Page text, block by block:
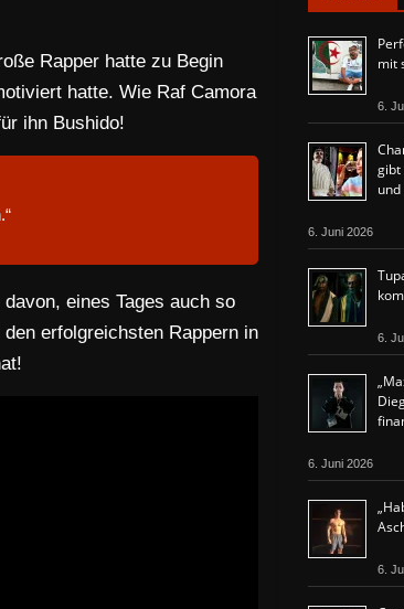
Rapper hatte zu Begin
hatte. Wie Raf Camora
ihn Bushido!
eines Tages auch so
erfolgreichsten Rappern in
mit
6.
gibt
und
6. Juni 2026
6.
6. Juni 2026
6.